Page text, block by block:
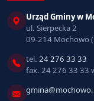
Urząd Gminy w
ul. Sierpecka 2
09-214 Mochowo
tel. 24 276 33 33
fax. 24 276 33 33